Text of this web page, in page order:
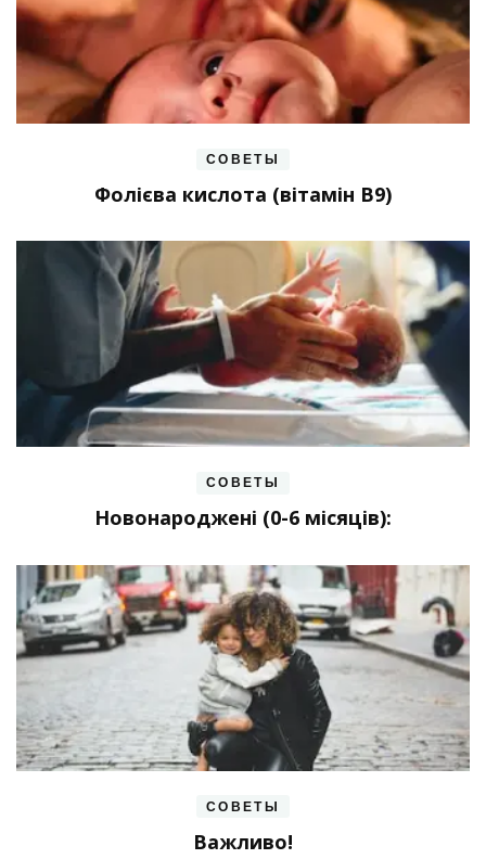
СОВЕТЫ
Фолієва кислота (вітамін В9)
СОВЕТЫ
Новонароджені (0-6 місяців):
СОВЕТЫ
Важливо!